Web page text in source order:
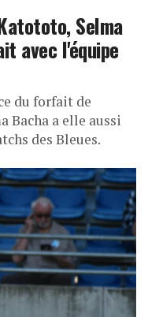
Selma
avec l'équipe
du forfait de
Bacha a elle aussi
des Bleues.